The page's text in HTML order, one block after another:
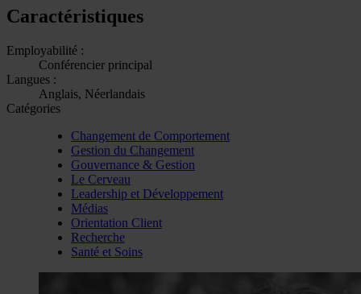
Caractéristiques
Employabilité :
Conférencier principal
Langues :
Anglais, Néerlandais
Catégories
Changement de Comportement
Gestion du Changement
Gouvernance & Gestion
Le Cerveau
Leadership et Développement
Médias
Orientation Client
Recherche
Santé et Soins